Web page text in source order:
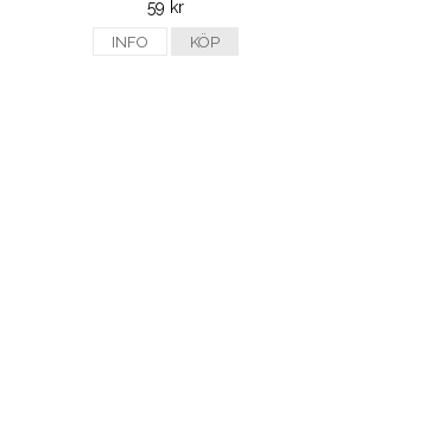
59 kr
INFO KÖP